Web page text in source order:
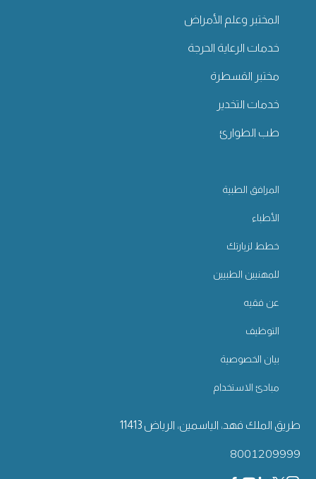
المختبر وعلم الأمراض
خدمات الرعاية الحرجة
مختبر القسطرة
خدمات التخدير
طب الطوارئ
المرافق الطبية
الأطباء
خطط لزيارتك
للمهنيين الطبيين
عن فقيه
التوظيف
بيان الخصوصية
مبادئ الاستخدام
طريق الملك فهد، الياسمين، الرياض 11413
8001209999